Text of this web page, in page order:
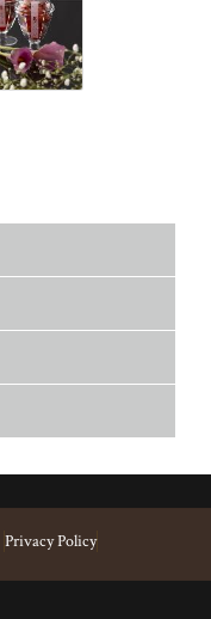
Privacy Policy